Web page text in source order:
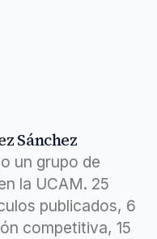
Sánchez
un grupo de
la UCAM. 25
publicados, 6
competitiva, 15